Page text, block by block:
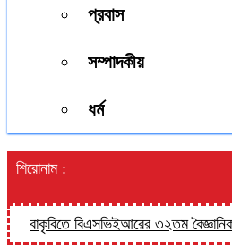
প্রবাস
সম্পাদকীয়
ধর্ম
শিরোনাম :
বিএসভিইআরের ৩২তম বৈজ্ঞানিক